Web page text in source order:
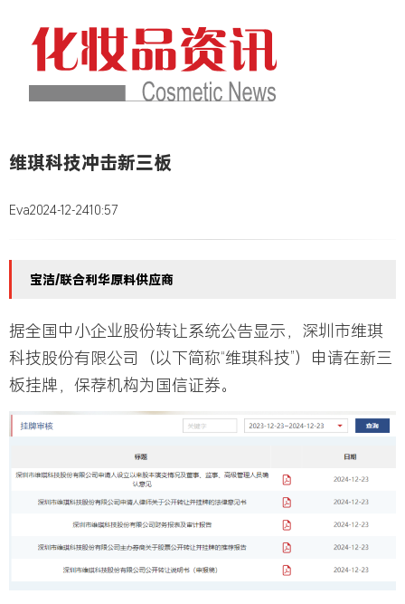
维琪科技冲击新三板
Eva2024-12-2410:57
宝洁/联合利华原料供应商
据全国中小企业股份转让系统公告显示，深圳市维琪
科技股份有限公司（以下简称“维琪科技”）申请在新三
板挂牌，保荐机构为国信证券。